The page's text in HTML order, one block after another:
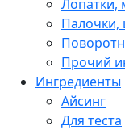
Лопатки,
Прочий
Ингредиенты
Айсинг
Для теста